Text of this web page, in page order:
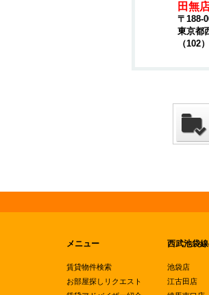
田無
〒188-
東京都
（102）
メニュー
賃貸物件検索
お部屋探しリクエスト
西武池袋
池袋店
江古田店